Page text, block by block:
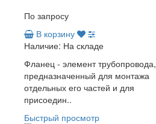
По запросу
В корзину
Наличие: На складе
Фланец - элемент трубопровода,
предназначенный для монтажа
отдельных его частей и для
присоедин..
Быстрый просмотр